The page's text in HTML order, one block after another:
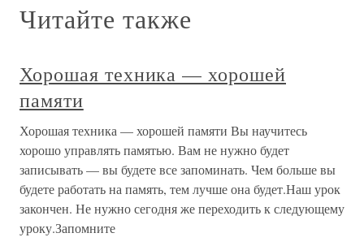
Читайте также
Хорошая техника — хорошей
памяти
Хорошая техника — хорошей памяти Вы научитесь
хорошо управлять памятью. Вам не нужно будет
записывать — вы будете все запоминать. Чем больше вы
будете работать на память, тем лучше она будет.Наш урок
закончен. Не нужно сегодня же переходить к следующему
уроку.Запомните